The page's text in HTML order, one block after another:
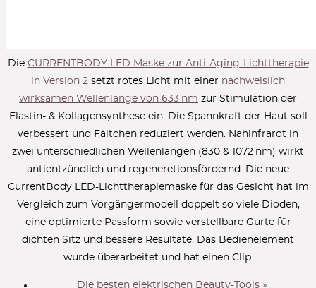
Die CURRENTBODY LED Maske zur Anti-Aging-Lichttherapie
in Version 2 setzt rotes Licht mit einer nachweislich
wirksamen Wellenlänge von 633 nm zur Stimulation der
Elastin- & Kollagensynthese ein. Die Spannkraft der Haut soll
verbessert und Fältchen reduziert werden. Nahinfrarot in
zwei unterschiedlichen Wellenlängen (830 & 1072 nm) wirkt
antientzündlich und regeneretionsfördernd. Die neue
CurrentBody LED-Lichttherapiemaske für das Gesicht hat im
Vergleich zum Vorgängermodell doppelt so viele Dioden,
eine optimierte Passform sowie verstellbare Gurte für
dichten Sitz und bessere Resultate. Das Bedienelement
wurde überarbeitet und hat einen Clip.
Die besten elektrischen Beauty-Tools »